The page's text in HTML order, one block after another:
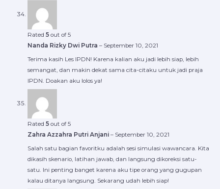
Rated 5out of 5
Nanda Rizky Dwi Putra – September 10, 2021
Terima kasih Les IPDN! Karena kalian aku jadi lebih siap, lebih
semangat, dan makin dekat sama cita-citaku untuk jadi praja
IPDN. Doakan aku lolos ya!
Rated 5out of 5
Zahra Azzahra Putri Anjani – September 10, 2021
Salah satu bagian favoritku adalah sesi simulasi wawancara. Kita
dikasih skenario, latihan jawab, dan langsung dikoreksi satu-
satu. Ini penting banget karena aku tipe orang yang gugupan
kalau ditanya langsung. Sekarang udah lebih siap!